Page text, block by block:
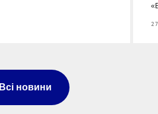
Всі новини